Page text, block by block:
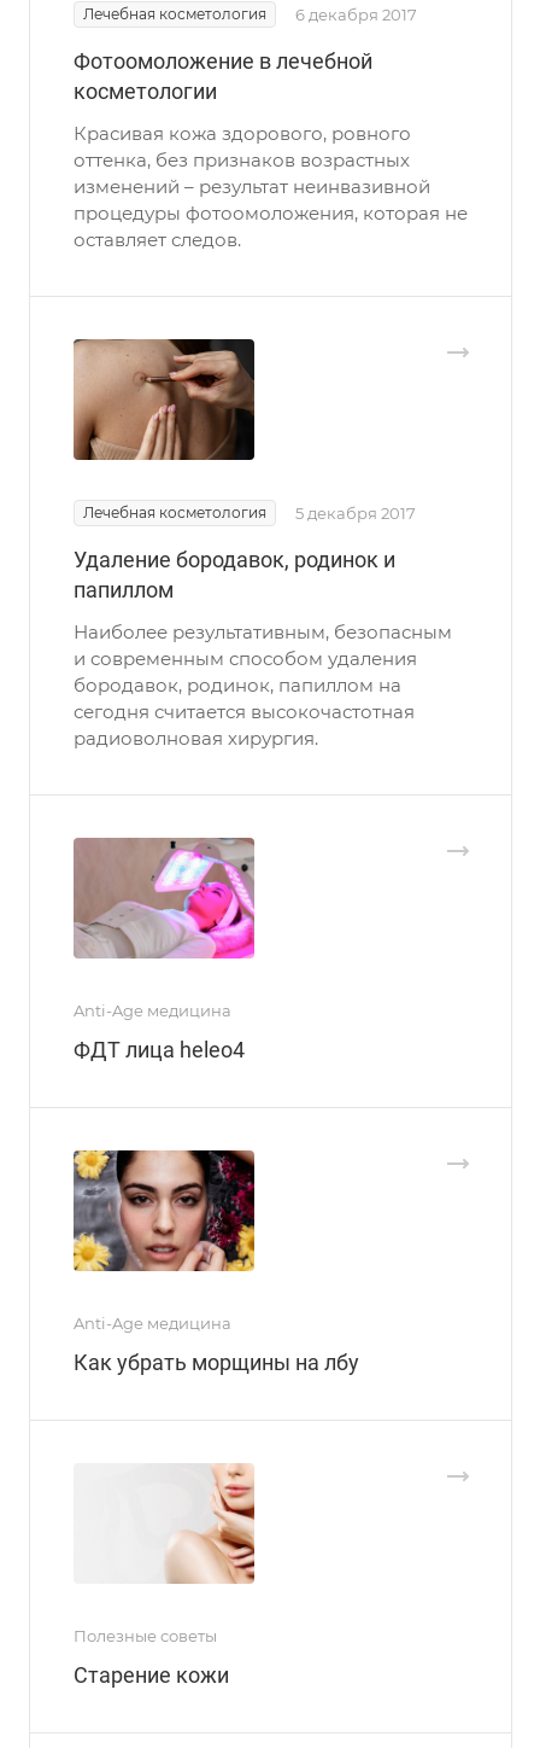
Лечебная косметология 6 декабря 2017
Фотоомоложение в лечебной
косметологии
Красивая кожа здорового, ровного
оттенка, без признаков возрастных
изменений – результат неинвазивной
процедуры фотоомоложения, которая не
оставляет следов.
Лечебная косметология 5 декабря 2017
Удаление бородавок, родинок и
папиллом
Наиболее результативным, безопасным
и современным способом удаления
бородавок, родинок, папиллом на
сегодня считается высокочастотная
радиоволновая хирургия.
Anti-Age медицина
ФДТ лица heleo4
Anti-Age медицина
Как убрать морщины на лбу
Полезные советы
Старение кожи